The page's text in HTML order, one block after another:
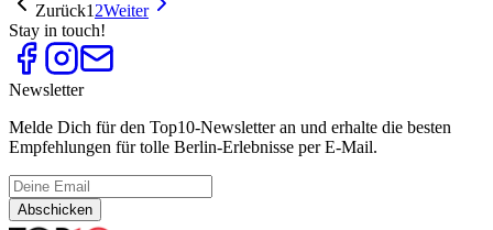
Zurück1 2Weiter
Stay in touch!
Newsletter
Melde Dich für den Top10-Newsletter an und erhalte die besten
Empfehlungen für tolle Berlin-Erlebnisse per E-Mail.
Abschicken